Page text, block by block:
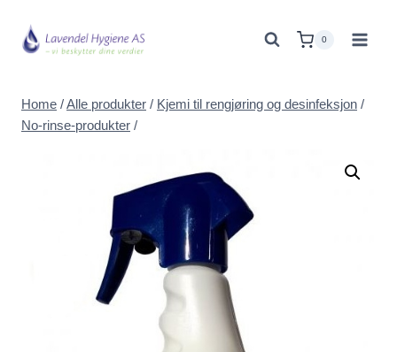
0
Home /Alle produkter / Kjemi til rengjøring og desinfeksjon /
No-rinse-produkter /